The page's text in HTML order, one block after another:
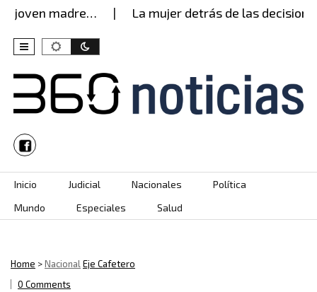
madre… La mujer detrás de las decisiones
Skip to content
Inicio Judicial Nacionales
Política
Mundo
Especiales Salud
Home >NacionalEje Cafetero
0 Comments